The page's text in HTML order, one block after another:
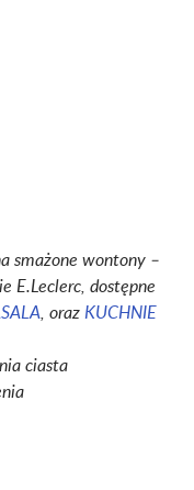
smażone wontony –
E.Leclerc, dostępne
, orazKUCHNIE
ciasta